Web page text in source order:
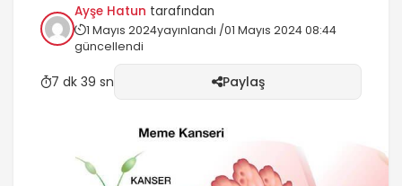
Ayşe Hatun tarafından
1 Mayıs 2024yayınlandı /01 Mayıs 2024 08:44
güncellendi
7 dk 39 sn Paylaş